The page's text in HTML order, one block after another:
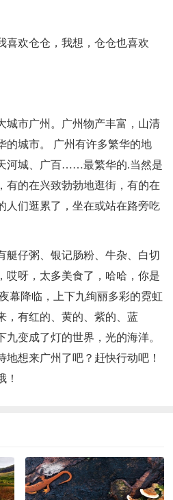
喜欢仓仓，我想，仓仓也喜欢
城市广州。广州物产丰富，山清
的城市。 广州有许多繁华的地
河城、广百……最繁华的.当然是
有的在兴致勃勃地逛街，有的在
人们逛累了，坐在或站在路旁吃
艇仔粥、银记肠粉、牛杂、白切
哎呀，太多美食了，哈哈，你是
幕降临，上下九绚丽多彩的霓虹
，有红的、黄的、紫的、蓝
变成了灯的世界，光的海洋。
地想来广州了吧？赶快行动吧！
！